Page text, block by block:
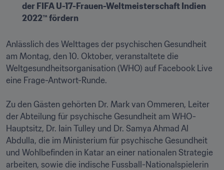
der FIFA U-17-Frauen-Weltmeisterschaft Indien
2022™ fördern
Anlässlich des Welttages der psychischen Gesundheit
am Montag, den 10. Oktober, veranstaltete die
Weltgesundheitsorganisation (WHO) auf Facebook Live
eine Frage-Antwort-Runde.
Zu den Gästen gehörten Dr. Mark van Ommeren, Leiter
der Abteilung für psychische Gesundheit am WHO-
Hauptsitz, Dr. Iain Tulley und Dr. Samya Ahmad Al
Abdulla, die im Ministerium für psychische Gesundheit
und Wohlbefinden in Katar an einer nationalen Strategie
arbeiten, sowie die indische Fussball-Nationalspielerin